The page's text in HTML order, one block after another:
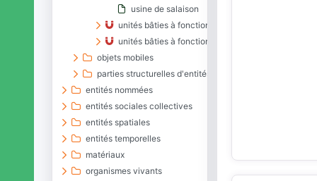
usine de salaison
unités bâties à fonction religieuse
unités bâties à fonction sanitaire
objets mobiles
parties structurelles d'entités matérielles
entités nommées
entités sociales collectives
entités spatiales
entités temporelles
matériaux
organismes vivants